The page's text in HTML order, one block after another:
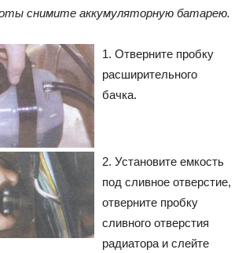
снимите аккумуляторную батарею.
1. Отверните пробку
расширительного
бачка.
2. Установите емкость
под сливное отверстие,
отверните пробку
сливного отверстия
радиатора и слейте